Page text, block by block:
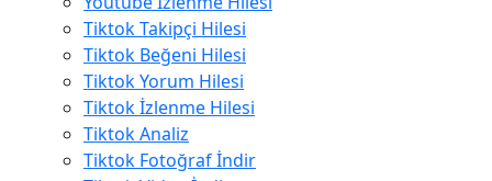
Tiktok Takipçi Hilesi
Tiktok Beğeni Hilesi
Tiktok Yorum Hilesi
Tiktok İzlenme Hilesi
Tiktok Analiz
Tiktok Fotoğraf İndir